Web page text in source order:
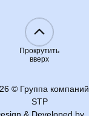
Прокрутить
вверх
© Группа компаний
STP